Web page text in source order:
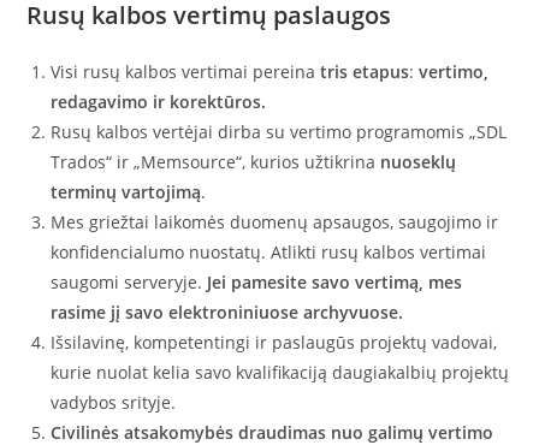
Rusų kalbos vertimų paslaugos
Visi rusų kalbos vertimai pereinatris etapus:vertimo,
redagavimo ir korektūros.
Rusų kalbos vertėjai dirba su vertimo programomis „SDL
Trados“ ir „Memsource“, kurios užtikrina nuoseklų
terminų vartojimą.
Mes griežtai laikomės duomenų apsaugos, saugojimo ir
konfidencialumo nuostatų. Atlikti rusų kalbos vertimai
saugomi serveryje. Jei pamesite savo vertimą, mes
rasime jį savo elektroniniuose archyvuose.
Išsilavinę, kompetentingi ir paslaugūs projektų vadovai,
kurie nuolat kelia savo kvalifikaciją daugiakalbių projektų
vadybos srityje.
Civilinės atsakomybės draudimas nuo galimų vertimo